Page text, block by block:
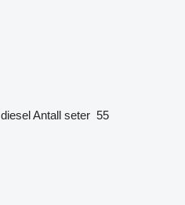
dieselAntall seter 55